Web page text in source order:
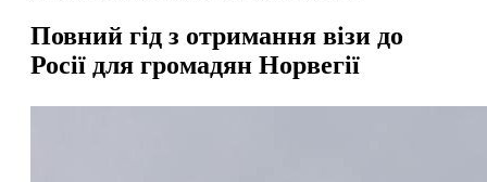
Повний гід з отримання візи до
Росії для громадян Норвегії